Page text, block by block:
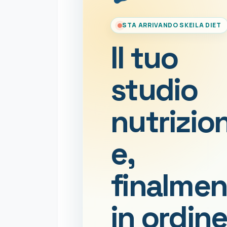
STA ARRIVANDO SKEILA DIET
Il tuo
studio
e,
in